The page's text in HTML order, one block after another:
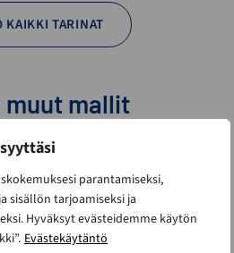
parantamiseksi,
sisällön tarjoamiseksi ja
Hyväksyt evästeidemme käytön
Evästekäytäntö
KAIKKI TARINAT
muut mallit